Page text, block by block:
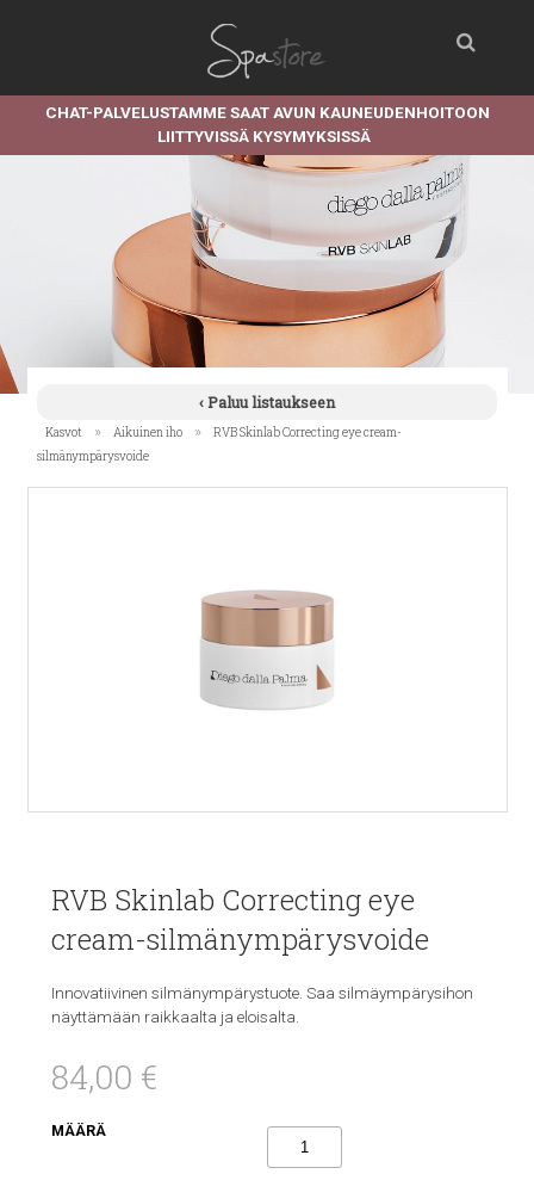
CHAT-PALVELUSTAMME SAAT AVUN KAUNEUDENHOITOON
LIITTYVISSÄ KYSYMYKSISSÄ
‹ Paluu listaukseen
Kasvot » Aikuinen iho »
RVB Skinlab Correcting eye cream-
silmänympärysvoide
RVB Skinlab Correcting eye
cream-silmänympärysvoide
Innovatiivinen silmänympärystuote. Saa silmäympärysihon
näyttämään raikkaalta ja eloisalta.
84,00 €
MÄÄRÄ